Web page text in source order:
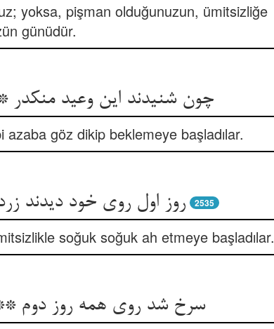
yoksa, pişman olduğunuzun, ümitsizliğe
günüdür.
چون شنیدند این وعید منکدر
azaba göz dikip beklemeye başladılar.
روز اول روی خود دیدند 2535
soğuk soğuk ah etmeye başladılar.
سرخ شد روی همه روز دوم ** نوبت اومید و توبه گشت گم‌‌